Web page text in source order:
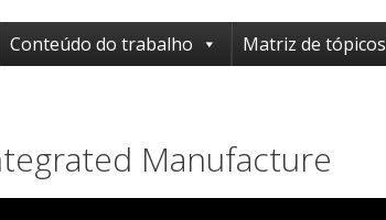
Conteúdo do trabalho Matriz de tópicos
Manufacture